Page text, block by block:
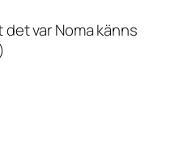
var Noma känns